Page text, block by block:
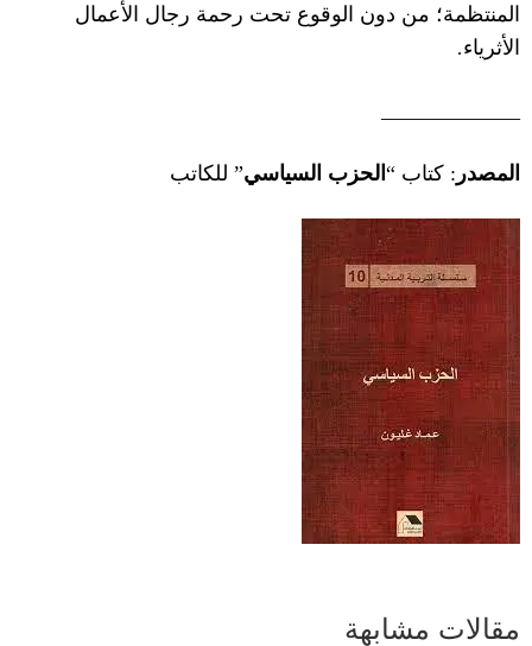
المنتظمة؛ من دون الوقوع تحت رحمة رجال الأعمال
الأثرياء.
المصدر : كتاب “ الحزب السياسي” للكاتب
مقالات مشابهة